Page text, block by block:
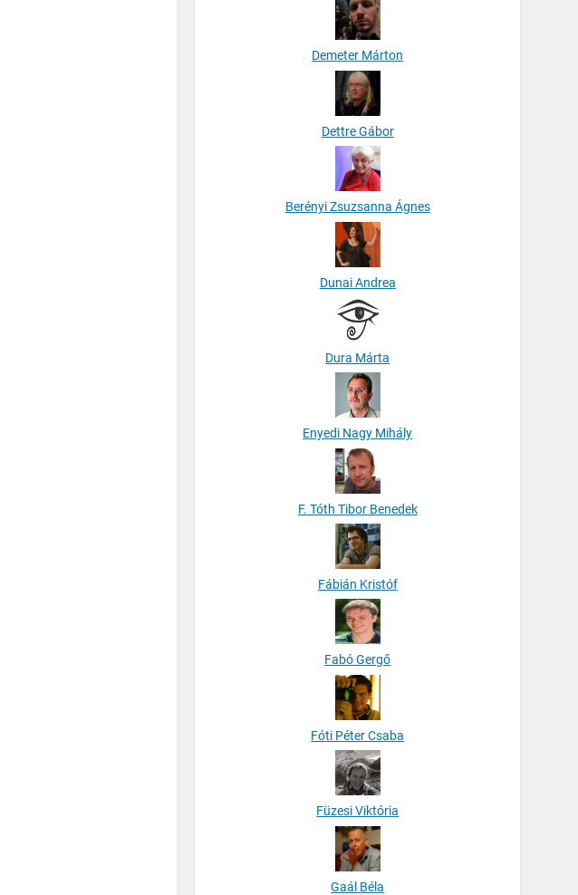
Demeter Márton
Dettre Gábor
Berényi Zsuzsanna Ágnes
Dunai Andrea
Dura Márta
Enyedi Nagy Mihály
F. Tóth Tibor Benedek
Fábián Kristóf
Fabó Gergő
Fóti Péter Csaba
Füzesi Viktória
Gaál Béla